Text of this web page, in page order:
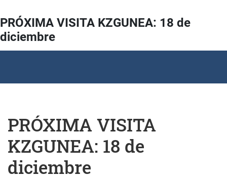
PRÓXIMA VISITA KZGUNEA: 18 de
diciembre
PRÓXIMA VISITA
KZGUNEA: 18 de
diciembre